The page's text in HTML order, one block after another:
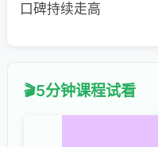
口碑持续走高
5分钟课程试看